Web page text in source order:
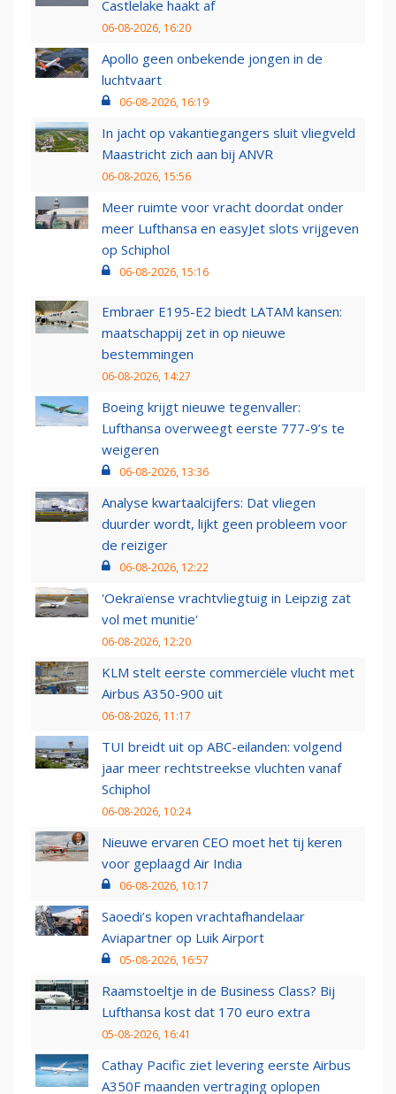
Castlelake haakt af
06-08-2026, 16:20
Apollo geen onbekende jongen in de
luchtvaart
06-08-2026, 16:19
In jacht op vakantiegangers sluit vliegveld
Maastricht zich aan bij ANVR
06-08-2026, 15:56
Meer ruimte voor vracht doordat onder
meer Lufthansa en easyJet slots vrijgeven
op Schiphol
06-08-2026, 15:16
Embraer E195-E2 biedt LATAM kansen:
maatschappij zet in op nieuwe
bestemmingen
06-08-2026, 14:27
Boeing krijgt nieuwe tegenvaller:
Lufthansa overweegt eerste 777-9’s te
weigeren
06-08-2026, 13:36
Analyse kwartaalcijfers: Dat vliegen
duurder wordt, lijkt geen probleem voor
de reiziger
06-08-2026, 12:22
'Oekraïense vrachtvliegtuig in Leipzig zat
vol met munitie'
06-08-2026, 12:20
KLM stelt eerste commerciële vlucht met
Airbus A350-900 uit
06-08-2026, 11:17
TUI breidt uit op ABC-eilanden: volgend
jaar meer rechtstreekse vluchten vanaf
Schiphol
06-08-2026, 10:24
Nieuwe ervaren CEO moet het tij keren
voor geplaagd Air India
06-08-2026, 10:17
Saoedi’s kopen vrachtafhandelaar
Aviapartner op Luik Airport
05-08-2026, 16:57
Raamstoeltje in de Business Class? Bij
Lufthansa kost dat 170 euro extra
05-08-2026, 16:41
Cathay Pacific ziet levering eerste Airbus
A350F maanden vertraging oplopen